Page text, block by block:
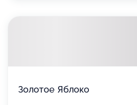
Золотое Яблоко